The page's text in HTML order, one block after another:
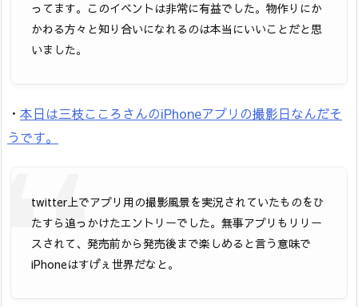
ってます。このイベントは非常に有益でした。物作りにか
かわる方々と知り合いになれるのは本当にいいことだと思
いました。
・ 本日は三枝こころさんのiPhoneアプリの撮影日なんだそ
うです。
twitter上でアプリ用の撮影風景を実況されていたものをひ
たすら追っかけたエントリーでした。無事アプリもリリー
スされて、発売前から発売後まで楽しめると言う意味で
iPhoneはすげぇ世界だなと。